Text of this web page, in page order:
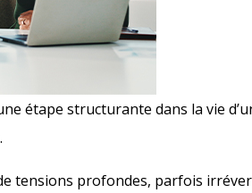
étape structurante dans la vie
tensions profondes, parfois